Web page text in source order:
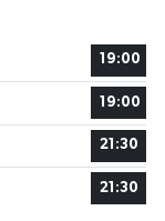
19:00
19:00
21:30
21:30